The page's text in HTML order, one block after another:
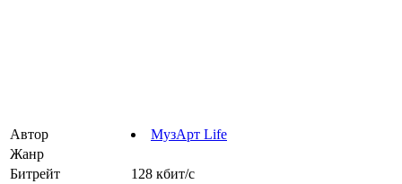
Автор
МузАрт Life
Жанр
Битрейт
128 кбит/с